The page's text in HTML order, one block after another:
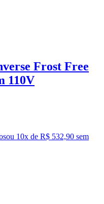
Frost Free
110V
ou 10x de R$ 532,90 sem